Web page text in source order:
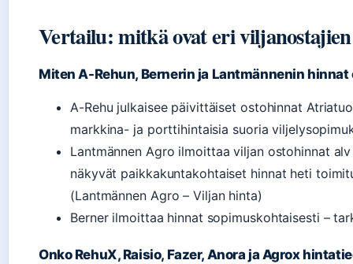
Vertailu: mitkä ovat eri
Miten A-Rehun, Bernerin ja Lantmännenin hinnat
A-Rehu julkaisee päivittäiset ostohinnat
markkina- ja porttihintaisia suoria
Lantmännen Agro ilmoittaa viljan ostohinnat
näkyvät paikkakuntakohtaiset hinnat heti
(Lantmännen Agro – Viljan hinta)
Berner ilmoittaa hinnat sopimuskohtaisesti –
Onko RehuX, Raisio, Fazer, Anora ja Agrox